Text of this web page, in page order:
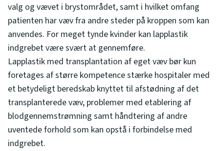
valg og vævet i brystområdet, samt i hvilket omfang
patienten har væv fra andre steder på kroppen som kan
anvendes. For meget tynde kvinder kan lapplastik
indgrebet være svært at gennemføre.
Lapplastik med transplantation af eget væv bør kun
foretages af større kompetence stærke hospitaler med
et betydeligt beredskab knyttet til afstødning af det
transplanterede væv, problemer med etablering af
blodgennemstrømning samt håndtering af andre
uventede forhold som kan opstå i forbindelse med
indgrebet.